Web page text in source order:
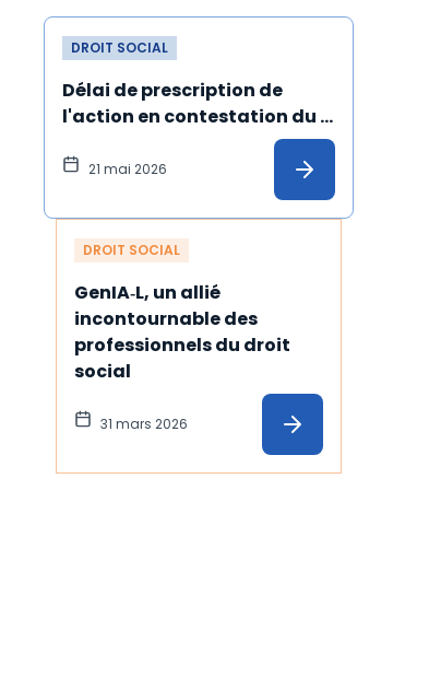
DROIT SOCIAL
Délai de prescription de
l'action en contestation du
licenciement fondée sur un
harcèlement moral :
21 mai 2026
DROIT SOCIAL
GenIA‑L, un allié
incontournable des
professionnels du droit
social
31 mars 2026